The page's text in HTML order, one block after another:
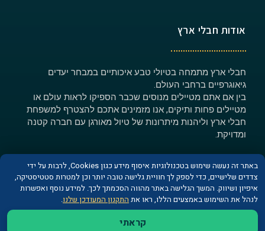
אודות חבלי ארץ
חבלי ארץ מתמחה בטיולי טבע איכותיים במבחר יעדים
גיאוגרפיים ברחבי העולם.
בין אם אתם מטיילים מנוסים שכבר הספיקו לראות עולם או
מטיילים פחות ותיקים, אנו מזמינים אתכם להצטרף למשפחת
חבלי ארץ וליהנות מיתרונות של טיול מאורגן עם חברה קטנה
ומדויקת.
© כל הזכויות שמורות לחברת חבלי ארץ
האתר מקודם על ידי חברת
באתר זה נעשה שימוש בטכנולוגיות איסוף מידע כגון Cookies, לרבות על ידי
צדדים שלישיים, כדי לספק לך חוויית גלישה טובה יותר וכן למטרות סטטיסטיקה,
איפיון ושיווק. המשך הגלישה באתר מהווה הסכמתך לכך. למידע נוסף ואפשרות
לנהל את השימוש באמצעים הללו, ראו את התקנון המעודכן שלנו.
קראתי